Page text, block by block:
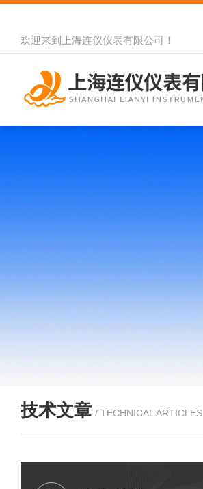
欢迎来到 上海连仪仪表有限公司 ！
技术文章 / TECHNICAL ARTICLES